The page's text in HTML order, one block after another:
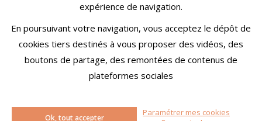
CONDITIONS GÉNÉRALES DE VENTE
MENTIONS LÉGALES
CONFIDENTIALITÉ
© MokaMag
expérience de navigation.
En poursuivant votre navigation, vous acceptez le dépôt de
cookies tiers destinés à vous proposer des vidéos, des
boutons de partage, des remontées de contenus de
plateformes sociales
Ok, tout accepter
Paramétrer mes cookies